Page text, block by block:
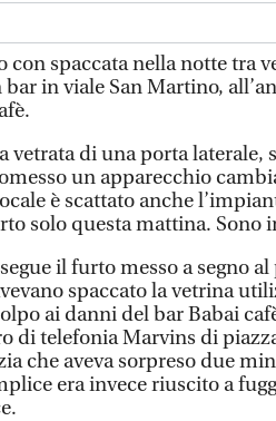
con spaccata nella notte tra
in viale San Martino,
vetrata di una porta laterale,
un apparecchio
è scattato anche
solo questa mattina. Sono
il furto messo a segno
spaccato la vetrina
ai danni del bar Babai
di telefonia Marvins di
che aveva sorpreso due
era invece riuscito a